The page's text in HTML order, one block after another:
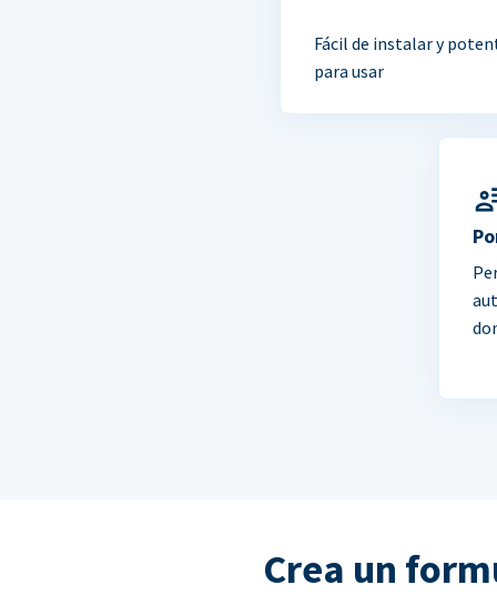
Fácil de instalar y
para usar
Crea un